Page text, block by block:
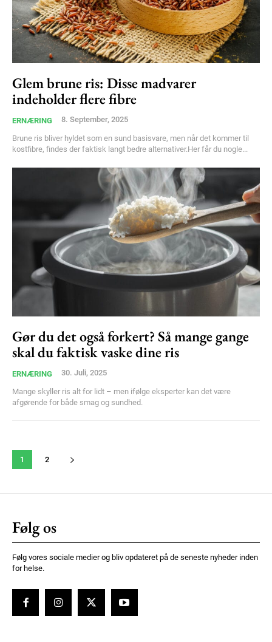
Orci varius natoque dolor
YEARLY PRICING MONTHLY PRICING
Glem brune ris: Disse madvarer
indeholder flere fibre
ERNÆRING 8. September, 2025
Brune ris bliver hyldet som en sund basisvare, men når det kommer til
kostfibre, findes der faktisk langt bedre alternativer.Her får du nogle...
Gør du det også forkert? Så mange gange
skal du faktisk vaske dine ris
ERNÆRING 30. Juli, 2025
Mange skyller ris alt for lidt – men ifølge eksperter kan det være
afgørende for både smag og sundhed.
1 2
Følg os
Følg vores sociale medier og bliv opdateret på de seneste nyheder inden
for helse.